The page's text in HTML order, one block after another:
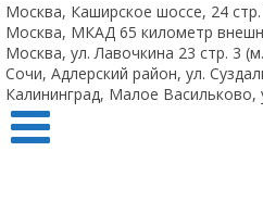
Заказать
Москва, Каширское шоссе, 24
Москва, МКАД 65 километр
Москва, ул. Лавочкина 23 стр. 3
Сочи, Адлерский район, ул.
Калининград, Малое